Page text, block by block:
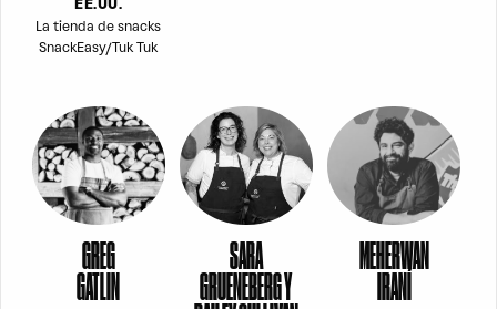
EE.UU.
La tienda de snacks
SnackEasy/Tuk Tuk
GREG
GATLIN
SARA
GRUENEBERG Y
MEHERWAN
IRANÍ